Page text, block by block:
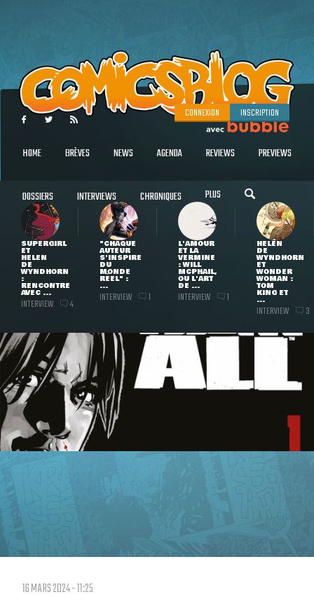
CONNEXION INSCRIPTION
HOME BRÈVES NEWS AGENDA REVIEWS PREVIEWS
DOSSIERS INTERVIEWS CHRONIQUES PLUS
SUPERGIRL
ET
HELEN
DE
WYNDHORN
:
RENCONTRE
AVEC ...
INTERVIEW 4
"CHAQUE
AUTEUR
S'INSPIRE
DU
MONDE
RÉEL" :
...
INTERVIEW 1
L'AMOUR
ET LA
VERMINE
: WILL
MCPHAIL,
OU L'ART
DE ...
INTERVIEW 1
HELEN
DE
WYNDHORN
ET
WONDER
WOMAN :
TOM
KING ET
...
INTERVIEW 3
16 MARS 2024 - 11:25